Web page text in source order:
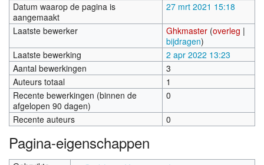
Datum waarop de pagina is
aangemaakt
27 mrt 2021 15:18
Laatste bewerker Ghkmaster (overleg |
bijdragen)
Laatste bewerking
2 apr 2022 13:23
Aantal bewerkingen
3
Auteurs totaal
1
Recente bewerkingen (binnen de
afgelopen 90 dagen)
0
Recente auteurs 0
Pagina-eigenschappen